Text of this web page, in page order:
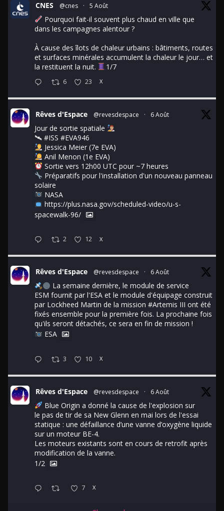
CNES @cnes · 5 Août
Pourquoi fait-il souvent plus chaud en ville que
dans les campagnes alentour ?
À cause des îlots de chaleur urbains : bâtiments, routes
et surfaces minérales accumulent la chaleur le jour… et
la restituent la nuit.
1/7
6 23 X
Rêves d'Espace @revesdespace · 6 Août
Jour de sortie spatiale
🛰 #ISS #EVA946
Jessica Meier (7e EVA)
Anil Menon (1e EVA)
Sortie vers 12h00 UTC pour ~7 heures
Préparatifs pour l'installation d'un nouveau panneau
solaire
NASA
https://plus.nasa.gov/scheduled-video/u-s-
spacewalk-96/
2 12 X
Rêves d'Espace @revesdespace · 6 Août
La semaine dernière, le module de service
ESM fournit par l'ESA et le module d'équipage construit
par Lockheed Martin de la mission #Artemis III ont été
fixés ensemble pour la première fois. La prochaine fois
qu'ils seront détachés, ce sera en fin de mission !
ESA
3 10 X
Rêves d'Espace @revesdespace · 6 Août
Blue Origin a donné la cause de l'explosion sur
le pas de tir de sa New Glenn en mai lors de l'essai
statique : une défaillance d’une vanne d’oxygène liquide
sur un moteur BE-4.
Les moteurs existants sont en cours de retrofit après
modification de la vanne.
1/2
7 X